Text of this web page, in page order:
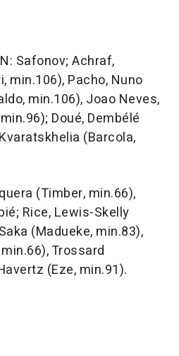
Safonov; Achraf,
min.106), Pacho, Nuno
min.106), Joao Neves,
Doué, Dembélé
(Barcola,
(Timber, min.66),
Rice, Lewis-Skelly
(Madueke, min.83),
Trossard
(Eze, min.91).